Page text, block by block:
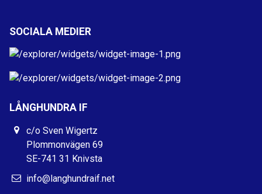
SOCIALA MEDIER
LÅNGHUNDRA IF
c/o Sven Wigertz
Plommonvägen 69
SE-741 31 Knivsta
info@langhundraif.net